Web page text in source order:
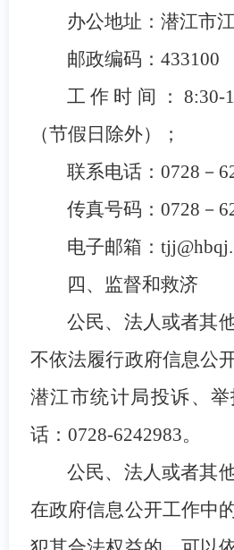
办公地址：潜江市
邮政编码：433100
工作时间：8:30-
（节假日除外）；
联系电话：0728－
传真号码：0728－
电子邮箱：
四、监督和救济
公民、法人或者其
不依法履行政府信息公
潜江市统计局投诉、
话：0728-6242983。
公民、法人或者其
在政府信息公开工作中